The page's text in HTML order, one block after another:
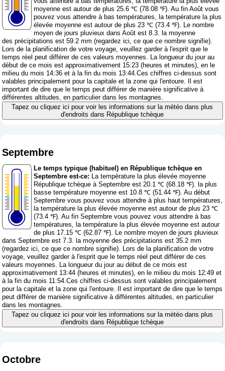
moyenne est autour de plus 25.6 ℃ (78.08 ℉). Au fin Août vous
pouvez vous attendre à bas températures, la température la plus
élevée moyenne est autour de plus 23 ℃ (73.4 ℉). Le nombre
moyen de jours pluvieux dans Août est 8.3. la moyenne
des précipitations est 59.2 mm (regardez ici, ce que ce nombre signifie).
Lors de la planification de votre voyage, veuillez garder à l'esprit que le
temps réel peut différer de ces valeurs moyennes. La longueur du jour au
début de ce mois est approximativement 15:23 (heures et minutes), en le
milieu du mois 14:36 et à la fin du mois 13:44.Ces chiffres ci-dessus sont
valables principalement pour la capitale et la zone qui l'entoure. Il est
important de dire que le temps peut différer de manière significative à
différentes altitudes, en particulier dans les montagnes.
Tapez ou cliquez ici pour voir les informations sur la météo dans plus
d'endroits dans République tchèque
Septembre
Le temps typique (habituel) en République tchèque en
Septembre est-ce: La température la plus élevée moyenne
République tchèque à Septembre est 20.1 ℃ (68.18 ℉). la plus
basse température moyenne est 10.8 ℃ (51.44 ℉). Au début
Septembre vous pouvez vous attendre à plus haut températures,
la température la plus élevée moyenne est autour de plus 23 ℃
(73.4 ℉). Au fin Septembre vous pouvez vous attendre à bas
températures, la température la plus élevée moyenne est autour
de plus 17.15 ℃ (62.87 ℉). Le nombre moyen de jours pluvieux
dans Septembre est 7.3. la moyenne des précipitations est 35.2 mm
(regardez ici, ce que ce nombre signifie). Lors de la planification de votre
voyage, veuillez garder à l'esprit que le temps réel peut différer de ces
valeurs moyennes. La longueur du jour au début de ce mois est
approximativement 13:44 (heures et minutes), en le milieu du mois 12:49 et
à la fin du mois 11:54.Ces chiffres ci-dessus sont valables principalement
pour la capitale et la zone qui l'entoure. Il est important de dire que le temps
peut différer de manière significative à différentes altitudes, en particulier
dans les montagnes.
Tapez ou cliquez ici pour voir les informations sur la météo dans plus
d'endroits dans République tchèque
Octobre